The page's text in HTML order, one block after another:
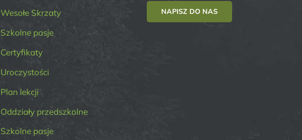
Wesołe Skrzaty
Szkolne pasje
Certyfikaty
Uroczystości
Plan lekcji
Oddziały przedszkolne
Szkolne pasje
NAPISZ DO NAS